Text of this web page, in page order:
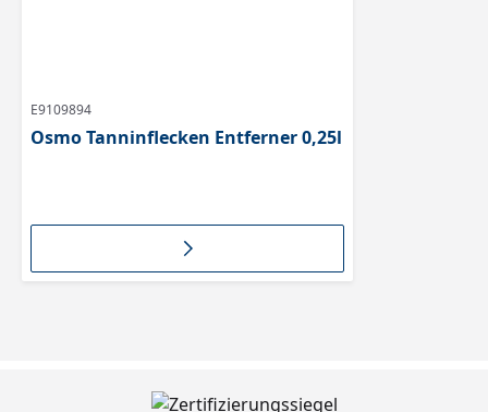
E9109894
Osmo Tanninflecken Entferner 0,25l